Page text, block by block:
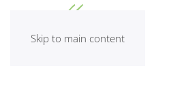
Skip to main content